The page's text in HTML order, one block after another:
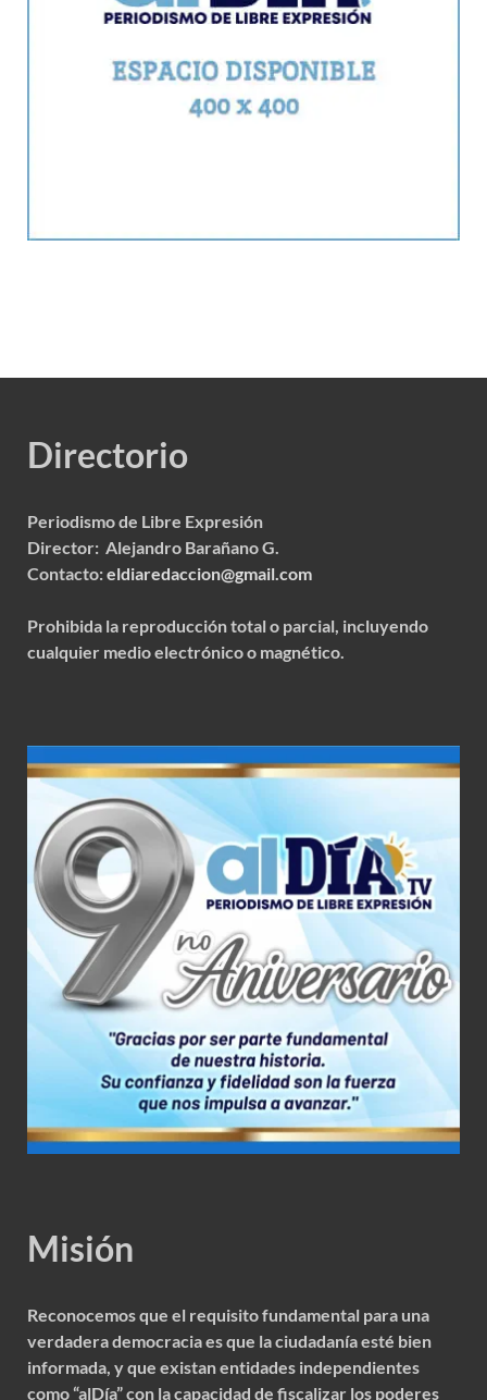
Directorio
Periodismo de Libre Expresión
Director: Alejandro Barañano G.
Contacto:eldiaredaccion@gmail.com
Prohibida la reproducción total o parcial, incluyendo
cualquier medio electrónico o magnético.
Misión
Reconocemos que el requisito fundamental para una
verdadera democracia es que la ciudadanía esté bien
informada, y que existan entidades independientes
como “alDía” con la capacidad de fiscalizar los poderes